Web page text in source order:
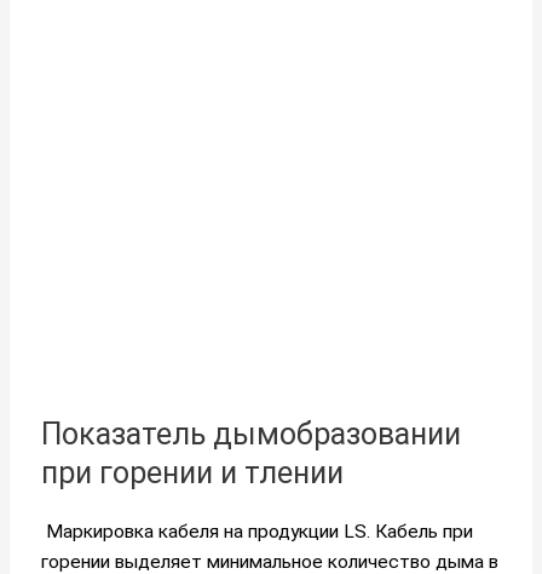
Показатель дымобразовании
при горении и тлении
Маркировка кабеля на продукции LS. Кабель при
горении выделяет минимальное количество дыма в